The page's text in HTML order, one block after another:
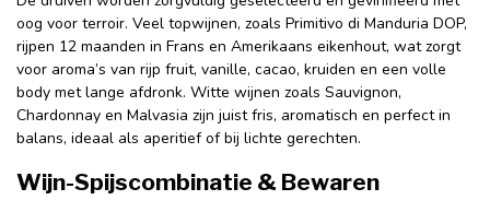
oog voor terroir. Veel topwijnen, zoals Primitivo di Manduria DOP,
rijpen 12 maanden in Frans en Amerikaans eikenhout, wat zorgt
voor aroma’s van rijp fruit, vanille, cacao, kruiden en een volle
body met lange afdronk. Witte wijnen zoals Sauvignon,
Chardonnay en Malvasia zijn juist fris, aromatisch en perfect in
balans, ideaal als aperitief of bij lichte gerechten.
Wijn-Spijscombinatie & Bewaren